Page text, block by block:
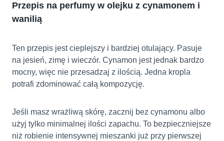
Przepis na perfumy w olejku z cynamonem i
wanilią
Ten przepis jest cieplejszy i bardziej otulający. Pasuje
na jesień, zimę i wieczór. Cynamon jest jednak bardzo
mocny, więc nie przesadzaj z ilością. Jedna kropla
potrafi zdominować całą kompozycję.
Jeśli masz wrażliwą skórę, zacznij bez cynamonu albo
użyj tylko minimalnej ilości zapachu. To bezpieczniejsze
niż robienie intensywnej mieszanki już przy pierwszej